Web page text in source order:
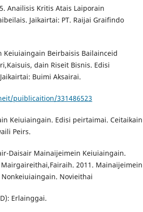
Anailisis Kritis Atais Laiporain
Jaikairtai: PT. Raijai Graifindo
Keiuiaingain Beirbaisis Bailainceid
dain Riseit Bisnis. Edisi
Buimi Aksairai.
puiblicaition/331486523
Keiuiaingain. Edisi peirtaimai. Ceitaikain
Peirs.
Daisair Mainaijeimein Keiuiaingain.
2011. Mainaijeimein
Novieithai
Erlainggai.